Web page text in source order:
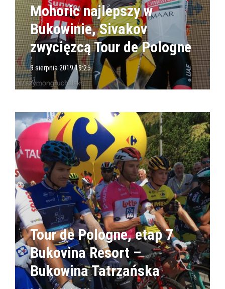
Mohoric najlepszy w
Bukowinie, Sivakov
zwycięzcą Tour de Pologne
9 sierpnia 2019 19:25
Tour de Pologne, etap 7
Bukovina Resort –
Bukowina Tatrzańska